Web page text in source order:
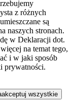
z różnych
są
naszych stronach.
w Deklaracji dot.
na temat tego,
i w jaki sposób
prywatności.
wszystkie